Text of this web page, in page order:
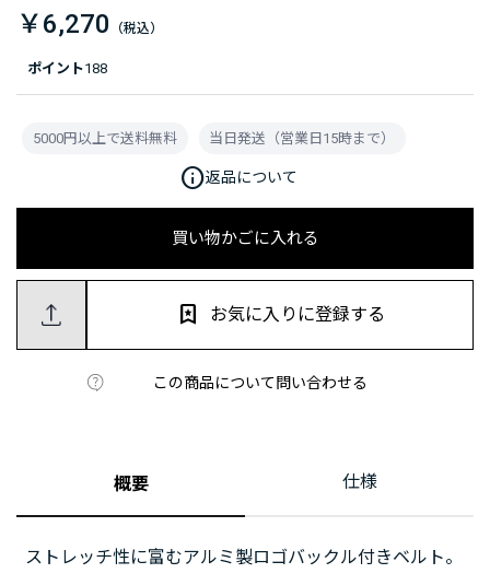
ポイント188
￥6,270
買い物かごに入れる
この商品について問い合わせる
お気に入りに登録する
5000円以上で送料無料 当日発送（営業日15時まで）
info返品について
概要 仕様
ストレッチ性に富むアルミ製ロゴバックル付きベルト。